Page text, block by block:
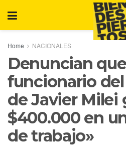
Home NACIONALES
Denuncian
funcionario
de Javier Milei
$400.000 en
de trabajo»